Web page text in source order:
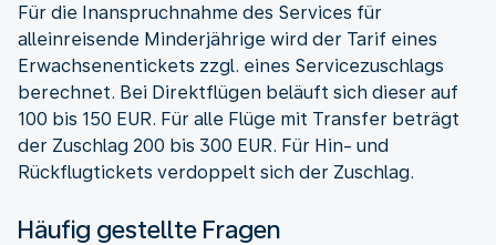
Für die Inanspruchnahme des Services für
alleinreisende Minderjährige wird der Tarif eines
Erwachsenentickets zzgl. eines Servicezuschlags
berechnet. Bei Direktflügen beläuft sich dieser auf
100 bis 150 EUR. Für alle Flüge mit Transfer beträgt
der Zuschlag 200 bis 300 EUR. Für Hin- und
Rückflugtickets verdoppelt sich der Zuschlag.
Häufig gestellte Fragen